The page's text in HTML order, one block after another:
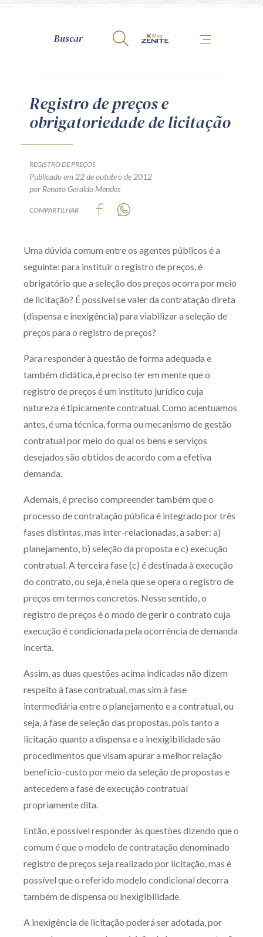
A Zênite
Como publicar conosco
Termos de uso
Guia de Direitos dos Titulares de Dados
Produtos e serviços
Mentoria Zênite
Capacitação
Zênite Online
Eventos presenciais
Av. Sete de Setembro, 4698
Batel Curitiba/PR CEP80240-000
Telefone (41) 2109-8666
Registro de preços e
obrigatoriedade de licitação
REGISTRO DE PREÇOS
Publicado em 22 de outubro de 2012
por Renato Geraldo Mendes
COMPARTILHAR
Uma dúvida comum entre os agentes públicos é a
seguinte: para instituir o registro de preços, é
obrigatório que a seleção dos preços ocorra por meio
de licitação? É possível se valer da contratação direta
(dispensa e inexigência) para viabilizar a seleção de
preços para o registro de preços?
Para responder à questão de forma adequada e
também didática, é preciso ter em mente que o
registro de preços é um instituto jurídico cuja
natureza é tipicamente contratual. Como acentuamos
antes, é uma técnica, forma ou mecanismo de gestão
contratual por meio do qual os bens e serviços
desejados são obtidos de acordo com a efetiva
demanda.
Ademais, é preciso compreender também que o
processo de contratação pública é integrado por três
fases distintas, mas inter-relacionadas, a saber: a)
planejamento, b) seleção da proposta e c) execução
contratual. A terceira fase (c) é destinada à execução
do contrato, ou seja, é nela que se opera o registro de
preços em termos concretos. Nesse sentido, o
registro de preços é o modo de gerir o contrato cuja
execução é condicionada pela ocorrência de demanda
incerta.
Assim, as duas questões acima indicadas não dizem
respeito à fase contratual, mas sim à fase
intermediária entre o planejamento e a contratual, ou
seja, à fase de seleção das propostas, pois tanto a
licitação quanto a dispensa e a inexigibilidade são
procedimentos que visam apurar a melhor relação
benefício-custo por meio da seleção de propostas e
antecedem a fase de execução contratual
propriamente dita.
Então, é possível responder às questões dizendo que o
comum é que o modelo de contratação denominado
registro de preços seja realizado por licitação, mas é
possível que o referido modelo condicional decorra
também de dispensa ou inexigibilidade.
A inexigência de licitação poderá ser adotada, por